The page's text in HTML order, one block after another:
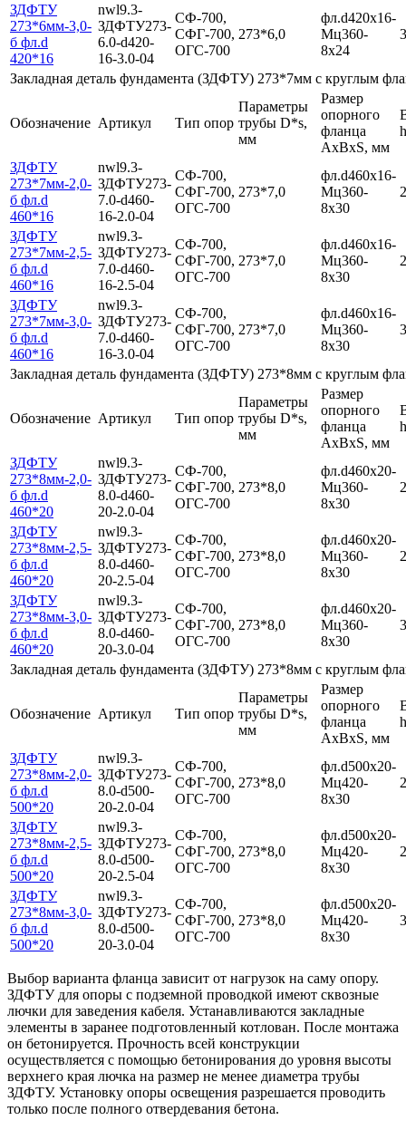
ЗДФТУ
273*6мм-3,0-
б фл.d
420*16
nwl9.3-
ЗДФТУ273-
6.0-d420-
16-3.0-04
СФ-700,
СФГ-700,
ОГС-700
273*6,0
фл.d420х16-
Мц360-
8х24
Закладная деталь фундамента (ЗДФТУ) 273*7мм с круглым
Обозначение Артикул Тип опор
Параметры
трубы D*s,
мм
Размер
опорного
фланца
AxBхS, мм
ЗДФТУ
273*7мм-2,0-
б фл.d
460*16
nwl9.3-
ЗДФТУ273-
7.0-d460-
16-2.0-04
СФ-700,
СФГ-700,
ОГС-700
273*7,0
фл.d460х16-
Мц360-
8х30
ЗДФТУ
273*7мм-2,5-
б фл.d
460*16
nwl9.3-
ЗДФТУ273-
7.0-d460-
16-2.5-04
СФ-700,
СФГ-700,
ОГС-700
273*7,0
фл.d460х16-
Мц360-
8х30
ЗДФТУ
273*7мм-3,0-
б фл.d
460*16
nwl9.3-
ЗДФТУ273-
7.0-d460-
16-3.0-04
СФ-700,
СФГ-700,
ОГС-700
273*7,0
фл.d460х16-
Мц360-
8х30
Закладная деталь фундамента (ЗДФТУ) 273*8мм с круглым
Обозначение Артикул Тип опор
Параметры
трубы D*s,
мм
Размер
опорного
фланца
AxBхS, мм
ЗДФТУ
273*8мм-2,0-
б фл.d
460*20
nwl9.3-
ЗДФТУ273-
8.0-d460-
20-2.0-04
СФ-700,
СФГ-700,
ОГС-700
273*8,0
фл.d460х20-
Мц360-
8х30
ЗДФТУ
273*8мм-2,5-
б фл.d
460*20
nwl9.3-
ЗДФТУ273-
8.0-d460-
20-2.5-04
СФ-700,
СФГ-700,
ОГС-700
273*8,0
фл.d460х20-
Мц360-
8х30
ЗДФТУ
273*8мм-3,0-
б фл.d
460*20
nwl9.3-
ЗДФТУ273-
8.0-d460-
20-3.0-04
СФ-700,
СФГ-700,
ОГС-700
273*8,0
фл.d460х20-
Мц360-
8х30
Закладная деталь фундамента (ЗДФТУ) 273*8мм с круглым
Обозначение Артикул Тип опор
Параметры
трубы D*s,
мм
Размер
опорного
фланца
AxBхS, мм
ЗДФТУ
273*8мм-2,0-
б фл.d
500*20
nwl9.3-
ЗДФТУ273-
8.0-d500-
20-2.0-04
СФ-700,
СФГ-700,
ОГС-700
273*8,0
фл.d500х20-
Мц420-
8х30
ЗДФТУ
273*8мм-2,5-
б фл.d
500*20
nwl9.3-
ЗДФТУ273-
8.0-d500-
20-2.5-04
СФ-700,
СФГ-700,
ОГС-700
273*8,0
фл.d500х20-
Мц420-
8х30
ЗДФТУ
273*8мм-3,0-
б фл.d
500*20
nwl9.3-
ЗДФТУ273-
8.0-d500-
20-3.0-04
СФ-700,
СФГ-700,
ОГС-700
273*8,0
фл.d500х20-
Мц420-
8х30
Выбор варианта фланца зависит от нагрузок на саму опору.
ЗДФТУ для опоры с подземной проводкой имеют сквозные
лючки для заведения кабеля. Устанавливаются закладные
элементы в заранее подготовленный котлован. После монтажа
он бетонируется. Прочность всей конструкции
осуществляется с помощью бетонирования до уровня высоты
верхнего края лючка на размер не менее диаметра трубы
ЗДФТУ. Установку опоры освещения разрешается проводить
только после полного отвердевания бетона.